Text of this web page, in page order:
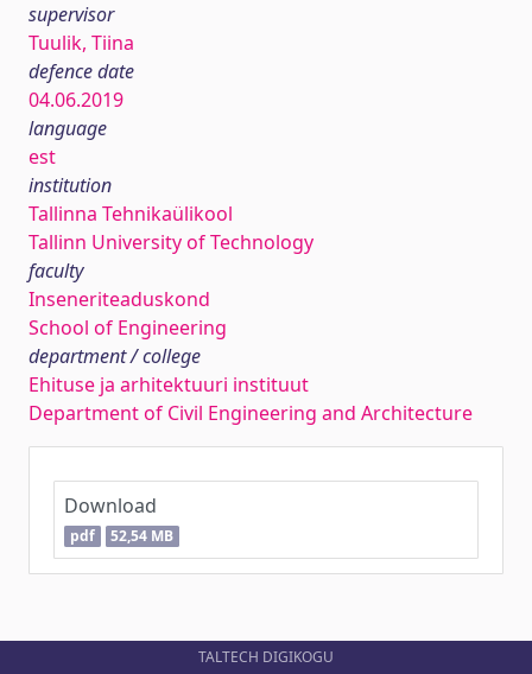
supervisor
Tuulik, Tiina
defence date
04.06.2019
language
est
institution
Tallinna Tehnikaülikool
Tallinn University of Technology
faculty
Inseneriteaduskond
School of Engineering
department / college
Ehituse ja arhitektuuri instituut
Department of Civil Engineering and Architecture
Download
pdf 52,54 MB
TALTECH DIGIKOGU